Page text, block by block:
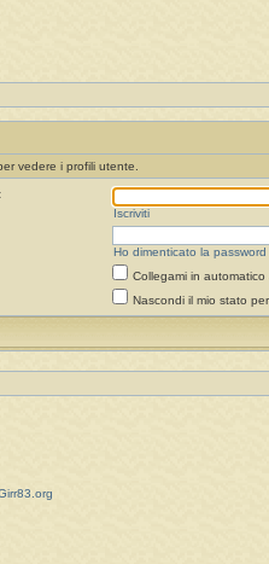
vedere i profili utente.
Iscriviti
Ho dimenticato la password
Collegami in
Nascondi il mio stato